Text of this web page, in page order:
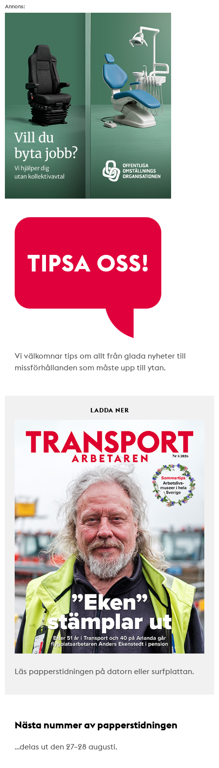
Annons:
Vi välkomnar tips om allt från glada nyheter till
missförhållanden som måste upp till ytan.
LADDA NER
Läs papperstidningen på datorn eller surfplattan.
Nästa nummer av papperstidningen
…delas ut den 27–28 augusti.